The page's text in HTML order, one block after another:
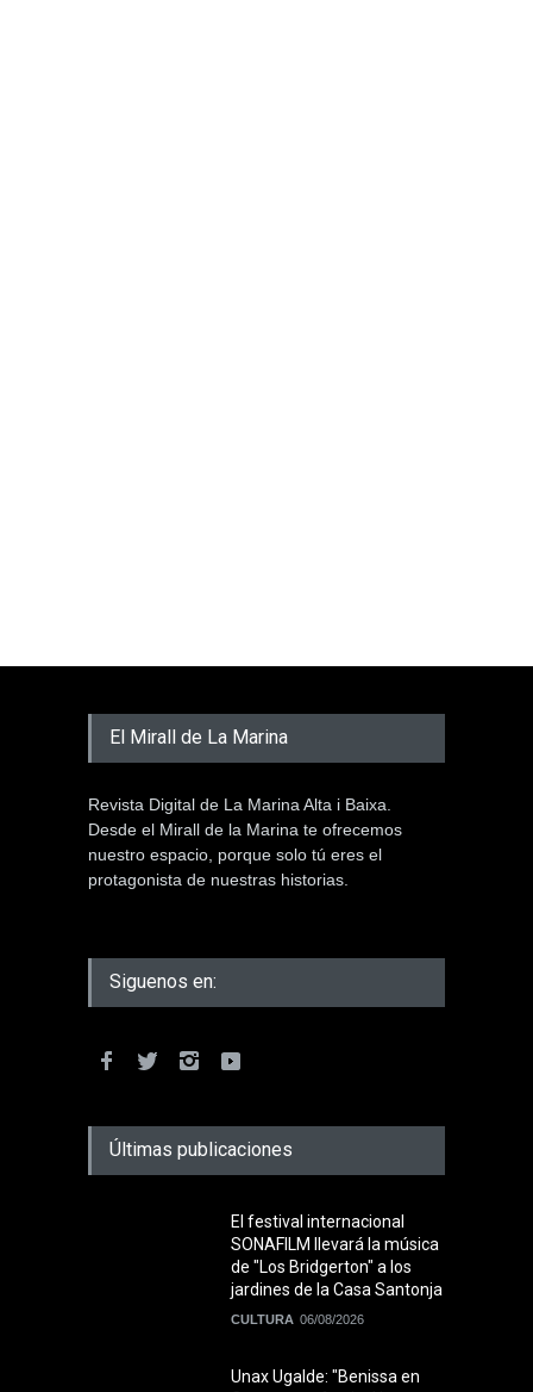
El Mirall de La Marina
Revista Digital de La Marina Alta i Baixa.
Desde el Mirall de la Marina te ofrecemos
nuestro espacio, porque solo tú eres el
protagonista de nuestras historias.
Siguenos en:
Últimas publicaciones
El festival internacional
SONAFILM llevará la música
de "Los Bridgerton" a los
jardines de la Casa Santonja
CULTURA 06/08/2026
Unax Ugalde: "Benissa en